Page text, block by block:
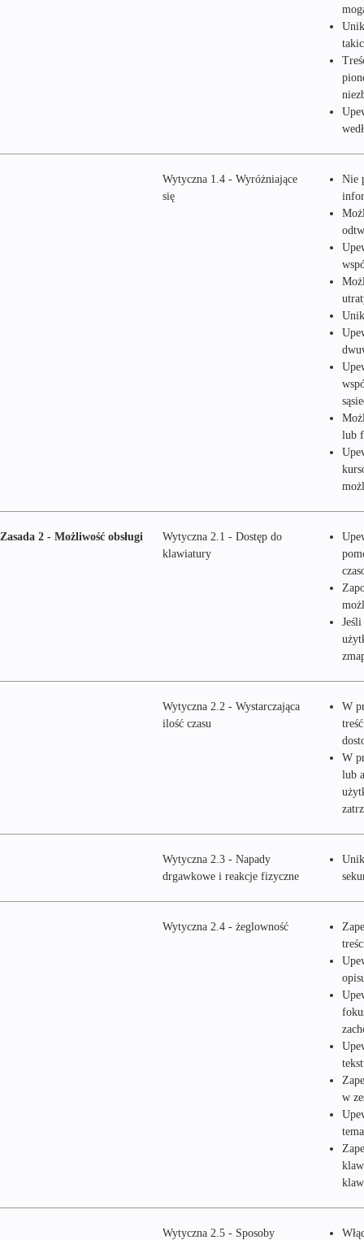
Wytyczna 1.4 - Wyróżniające
się
Nie
lub
Zasada 2 - Możliwość obsługi
Wytyczna 2.1 - Dostęp do
klawiatury
Wytyczna 2.2 - Wystarczająca
ilość czasu
W
W
lub
Wytyczna 2.3 - Napady
drgawkowe i reakcje fizyczne
Wytyczna 2.4 - żeglowność
w
Wytyczna 2.5 - Sposoby